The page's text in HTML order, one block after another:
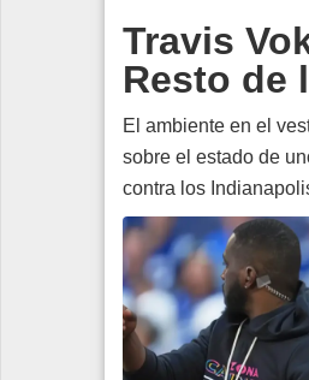
Edición Impresa
Travis
Resto de
El ambiente en el
sobre el estado de
contra los